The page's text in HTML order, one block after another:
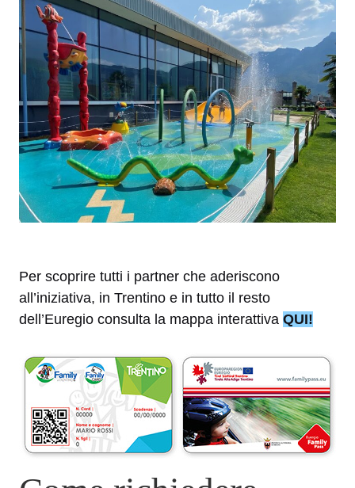
Per scoprire tutti i partner che aderiscono
all’iniziativa, in Trentino e in tutto il resto
dell’Euregio consulta la mappa interattiva QUI!